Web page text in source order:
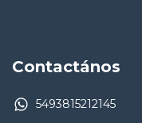
Contactános
5493815212145